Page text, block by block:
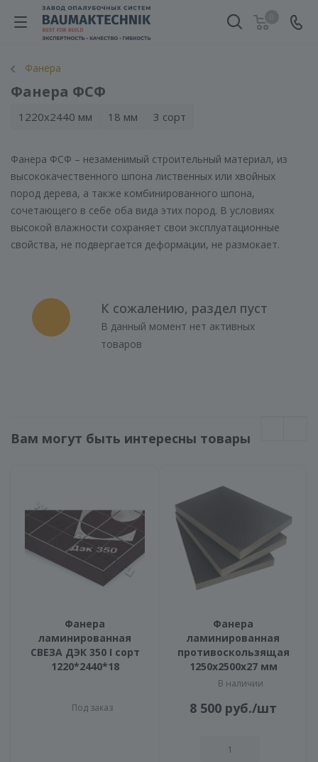
Фанера
Фанера ФСФ
1220х2440 мм 18 мм 3 сорт
Фанера ФСФ – незаменимый строительный материал, из
высококачественного шпона лиственных или хвойных
пород дерева, а также комбинированного шпона,
сочетающего в себе оба вида этих пород. В условиях
высокой влажности сохраняет свои эксплуатационные
свойства, не подвергается деформации, не размокает.
К сожалению, раздел пуст
В данный момент нет активных
товаров
Вам могут быть интересны товары
Фанера
ламинированная
СВЕЗА ДЭК 350 I сорт
1220*2440*18
Под заказ
Фанера
ламинированная
противоскользящая
1250х2500х27 мм
В наличии
8 500 руб./шт